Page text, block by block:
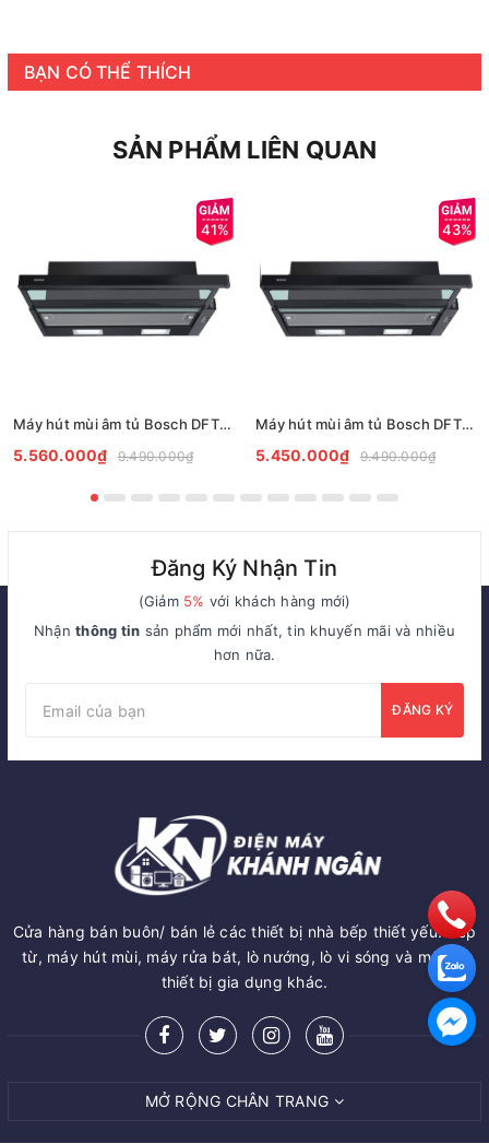
BẠN CÓ THỂ THÍCH
SẢN PHẨM LIÊN QUAN
41%
Máy hút mùi âm tủ Bosch DFT93CA61B Serie 2
5.560.000₫ 9.490.000₫
43%
Máy hút mùi âm tủ Bosch DFT63AC61B Serie 2
5.450.000₫ 9.490.000₫
Đăng Ký Nhận Tin
(Giảm 5% với khách hàng mới)
Nhậnthông tin sản phẩm mới nhất, tin khuyến mãi và nhiều
hơn nữa.
ĐĂNG KÝ
Cửa hàng bán buôn/ bán lẻ các thiết bị nhà bếp thiết yếu: Bếp
từ, máy hút mùi, máy rửa bát, lò nướng, lò vi sóng và một số
thiết bị gia dụng khác.
MỞ RỘNG CHÂN TRANG